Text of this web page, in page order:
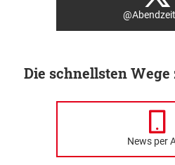
Die schnellsten
News per